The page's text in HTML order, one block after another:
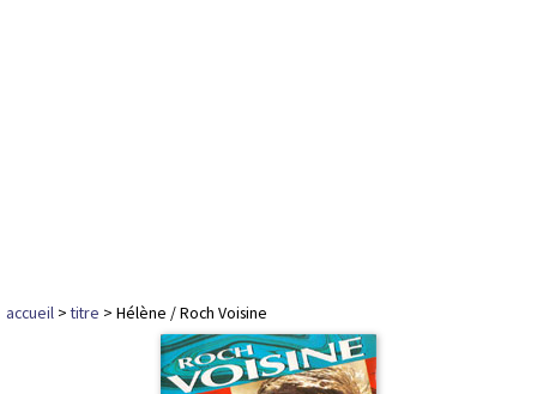
accueil >titre > Hélène / Roch Voisine